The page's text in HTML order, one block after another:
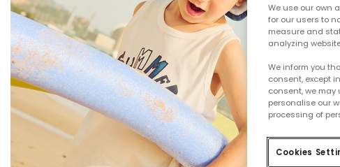
We use our own
for our users to
measure and
analyzing
We inform you
consent, except
consent, we
personalise our
processing of
Cookies